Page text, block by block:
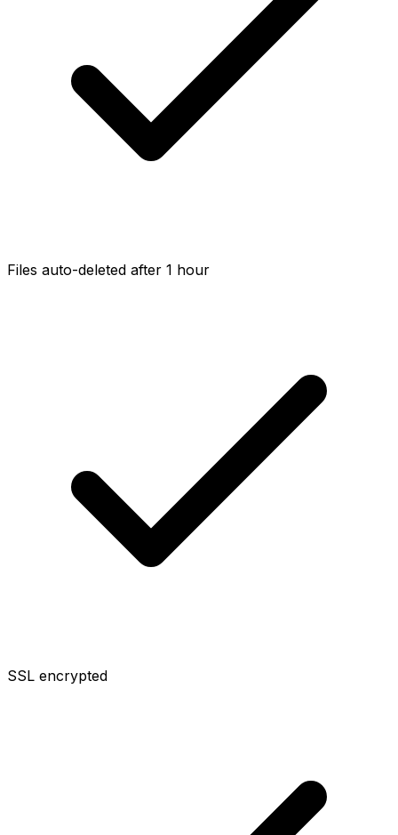
Files auto-deleted after 1 hour
SSL encrypted